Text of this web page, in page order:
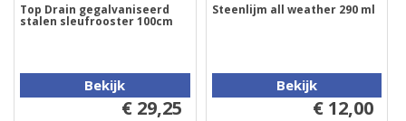
Top Drain gegalvaniseerd
stalen sleufrooster 100cm
Bekijk
€ 29,25
Steenlijm all weather 290 ml
Bekijk
€ 12,00